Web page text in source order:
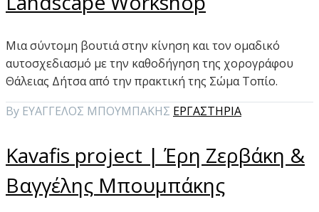
Μια σύντομη βουτιά στην κίνηση και τον ομαδικό
αυτοσχεδιασμό με την καθοδήγηση της χορογράφου
Θάλειας Δήτσα από την πρακτική της Σώμα Τοπίο.
By ΕΥΑΓΓΕΛΟΣ ΜΠΟΥΜΠΑΚΗΣ ΕΡΓΑΣΤΗΡΙΑ
Kavafis project | Έρη Ζερβάκη &
Βαγγέλης Μπουμπάκης